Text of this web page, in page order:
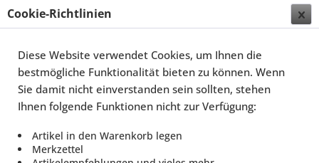
SCHMIDT FELGEN 20 ZOLL GAMBIT FÜR AUDI A8
MKI TYP D2, SATINBLACK HORNPOLIERT
Cookie-Richtlinien
Diese Website verwendet Cookies, um Ihnen die
bestmögliche Funktionalität bieten zu können. Wenn
Sie damit nicht einverstanden sein sollten, stehen
Ihnen folgende Funktionen nicht zur Verfügung:
Artikel in den Warenkorb legen
Merkzettel